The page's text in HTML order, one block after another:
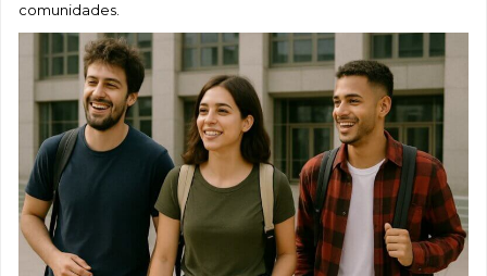
comunidades.